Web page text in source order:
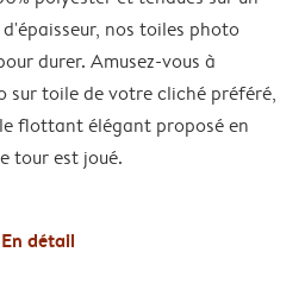
nos toiles photo
durer. Amusez-vous à
sur toile de votre cliché préféré,
flottant élégant proposé en
tour est joué.
En détail